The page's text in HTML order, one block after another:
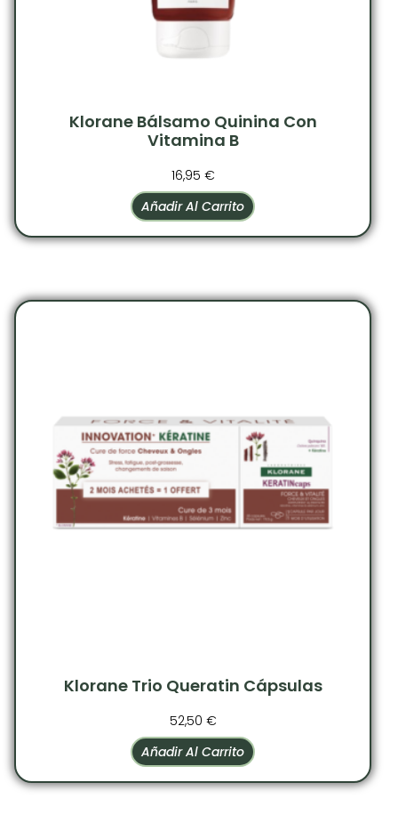
Klorane Bálsamo Quinina Con
Vitamina B
16,95 €
Añadir Al Carrito
Klorane Trio Queratin Cápsulas
52,50 €
Añadir Al Carrito